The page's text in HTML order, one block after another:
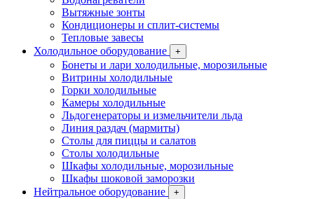
Вытяжные зонты
Кондиционеры и сплит-системы
Тепловые завесы
Холодильное оборудование
+
Бонеты и лари холодильные, морозильные
Витрины холодильные
Горки холодильные
Камеры холодильные
Льдогенераторы и измельчители льда
Линия раздач (мармиты)
Столы для пиццы и салатов
Столы холодильные
Шкафы холодильные, морозильные
Шкафы шоковой заморозки
Нейтральное оборудование
+